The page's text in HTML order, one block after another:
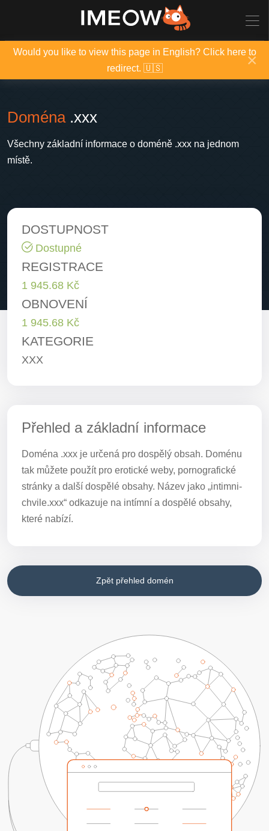
Would you like to view this page in English? Click here to
redirect. 🇺🇸
×
Doména.xxx
Všechny základní informace o doméně .xxx na jednom
místě.
DOSTUPNOST
Dostupné
REGISTRACE
1 945.68 Kč
OBNOVENÍ
1 945.68 Kč
KATEGORIE
XXX
Přehled a základní informace
Doména .xxx je určená pro dospělý obsah. Doménu
tak můžete použít pro erotické weby, pornografické
stránky a další dospělé obsahy. Název jako „intimni-
chvile.xxx“ odkazuje na intímní a dospělé obsahy,
které nabízí.
Zpět přehled domén